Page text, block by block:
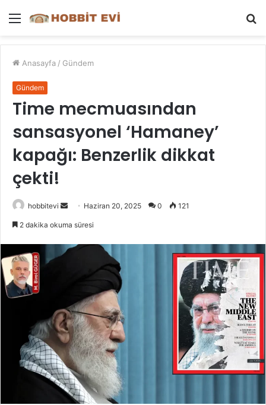
Menü
Anasayfa / Gündem
Gündem
Time mecmuasından
sansasyonel ‘Hamaney’
kapağı: Benzerlik dikkat
çekti!
hobbitevi
Bir
göndermek
Haziran 20, 2025 0 121
2 dakika okuma süresi